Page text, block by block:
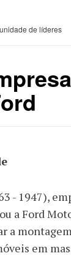
de líderes
- 1947),
a Ford
a
em